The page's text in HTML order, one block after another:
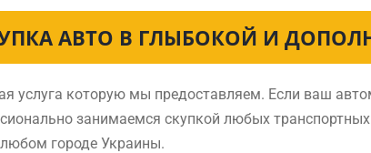
АВТО В ГЛЫБОКОЙ И
услуга которую мы предоставляем. Если ваш
занимаемся скупкой любых
городе Украины.